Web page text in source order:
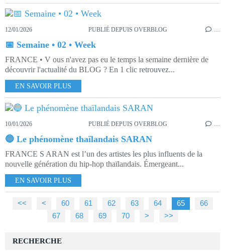
12/01/2026 PUBLIÉ DEPUIS OVERBLOG …
📅 Semaine • 02 • Week
FRANCE • V ous n'avez pas eu le temps la semaine dernière de
découvrir l'actualité du BLOG ? En 1 clic retrouvez...
EN SAVOIR PLUS
10/01/2026 PUBLIÉ DEPUIS OVERBLOG …
🔵 Le phénomène thaïlandais SARAN
FRANCE S ARAN est l’un des artistes les plus influents de la
nouvelle génération du hip-hop thaïlandais. Émergeant...
EN SAVOIR PLUS
<< < 10
20
30
40
50
60 61 62 63 64 65
66
67
68 69 70 80
90
100
200
300
400
500
600
700
800
900
1000
> >>
RECHERCHE